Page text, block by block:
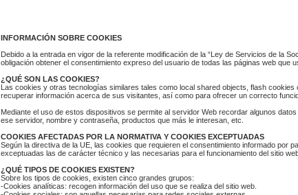
INFORMACIÓN SOBRE COOKIES
Debido a la entrada en vigor de la referente modificación de la “Ley de Servicios de la
obligación obtener el consentimiento expreso del usuario de todas las páginas web que
¿QUÉ SON LAS COOKIES?
Las cookies y otras tecnologías similares tales como local shared objects, flash
recuperar información acerca de sus visitantes, así como para ofrecer un correcto
Mediante el uso de estos dispositivos se permite al servidor Web recordar algunos
ese servidor, nombre y contraseña, productos que más le interesan, etc.
COOKIES AFECTADAS POR LA NORMATIVA Y COOKIES EXCEPTUADAS
Según la directiva de la UE, las cookies que requieren el consentimiento informado por
exceptuadas las de carácter técnico y las necesarias para el funcionamiento del sitio
¿QUÉ TIPOS DE COOKIES EXISTEN?
Sobre los tipos de cookies, existen cinco grandes grupos:
-Cookies analíticas: recogen información del uso que se realiza del sitio web.